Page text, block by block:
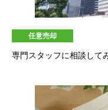
任意売却
専門スタッフに相談して